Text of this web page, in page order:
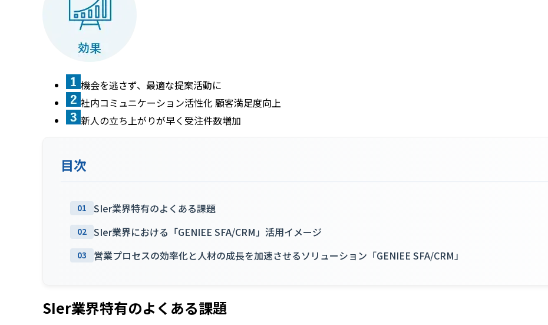
機会を逃さず、最適な提案活動に
社内コミュニケーション活性化 顧客満足度向上
新人の立ち上がりが早く受注件数増加
目次
01 SIer業界特有のよくある課題
02 SIer業界における「GENIEE SFA/CRM」活用イメージ
03 営業プロセスの効率化と人材の成長を加速させるソリューション「GENIEE SFA/CRM」
SIer業界特有のよくある課題